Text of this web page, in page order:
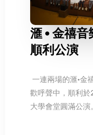
滙 • 金禧音
順利公演
一連兩場的滙·金
歡呼聲中，順利
大學會堂圓滿公演